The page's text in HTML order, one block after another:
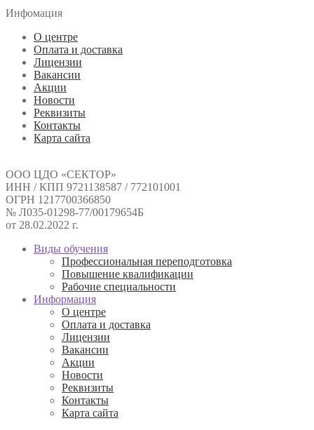
Инфомация
О центре
Оплата и доставка
Лицензии
Вакансии
Акции
Новости
Реквизиты
Контакты
Карта сайта
ООО ЦДО «СЕКТОР»
ИНН / КПП 9721138587 / 772101001
ОГРН 1217700366850
№ Л035-01298-77/00179654Б
от 28.02.2022 г.
Виды обучения
Профессиональная переподготовка
Повышение квалификации
Рабочие специальности
Информация
О центре
Оплата и доставка
Лицензии
Вакансии
Акции
Новости
Реквизиты
Контакты
Карта сайта